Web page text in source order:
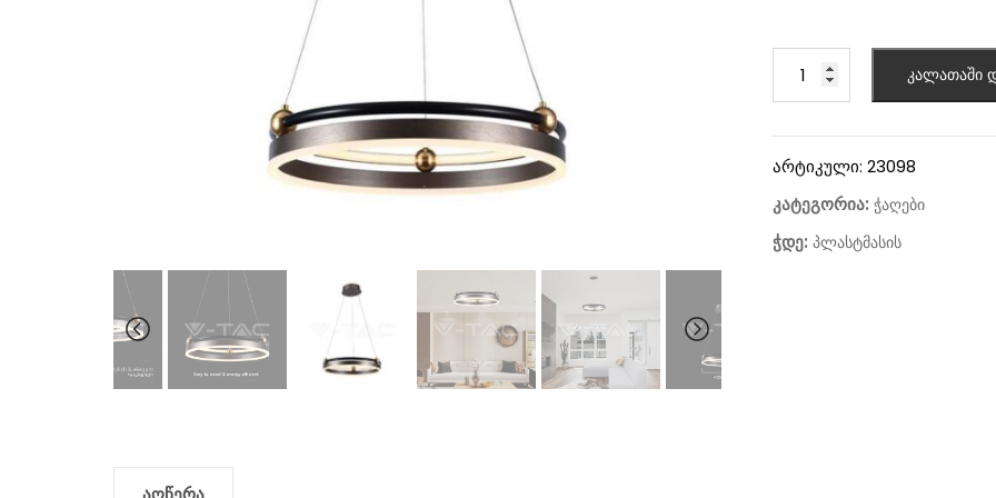
კალათაში
არტიკული: 23098
კატეგორია: ჭაღები
ჭდე: პლასტმასის